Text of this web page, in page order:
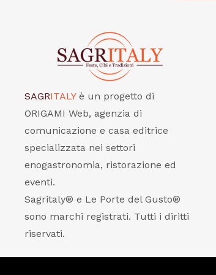
SAGRITALY è un progetto di
ORIGAMI Web, agenzia di
comunicazione e casa editrice
specializzata nei settori
enogastronomia, ristorazione ed
eventi.
Sagritaly® e Le Porte del Gusto®
sono marchi registrati. Tutti i diritti
riservati.